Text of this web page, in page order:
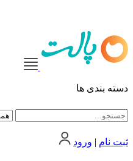
دسته بندی ها
ثبت نام | ورود